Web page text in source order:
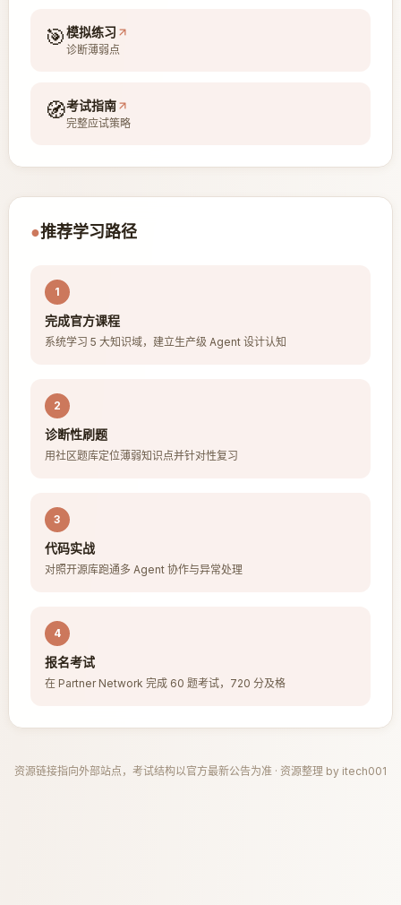
🎯模拟练习
诊断薄弱点
🧭考试指南
完整应试策略
●推荐学习路径
1
完成官方课程
系统学习 5 大知识域，建立生产级 Agent 设计认知
2
诊断性刷题
用社区题库定位薄弱知识点并针对性复习
3
代码实战
对照开源库跑通多 Agent 协作与异常处理
4
报名考试
在 Partner Network 完成 60 题考试，720 分及格
资源链接指向外部站点，考试结构以官方最新公告为准 · 资源整理 by itech001